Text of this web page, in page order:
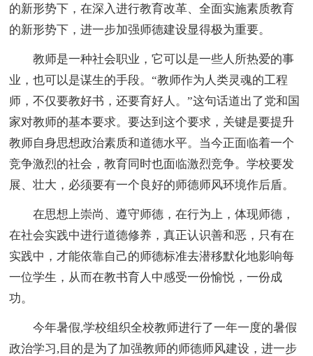
的新形势下，在深入进行教育改革、全面实施素质教育
的新形势下，进一步加强师德建设显得极为重要。
教师是一种社会职业，它可以是一些人所热爱的事
业，也可以是谋生的手段。“教师作为人类灵魂的工程
师，不仅要教好书，还要育好人。”这句话道出了党和国
家对教师的基本要求。要达到这个要求，关键是要提升
教师自身思想政治素质和道德水平。当今正面临着一个
竞争激烈的社会，教育同时也面临激烈竞争。学校要发
展、壮大，必须要有一个良好的师德师风环境作后盾。
在思想上崇尚、遵守师德，在行为上，体现师德，
在社会实践中进行道德修养，真正认识善和恶，只有在
实践中，才能依靠自己的师德标准去潜移默化地影响每
一位学生，从而在教书育人中感受一份愉悦，一份成
功。
今年暑假,学校组织全校教师进行了一年一度的暑假
政治学习,目的是为了加强教师的师德师风建设，进一步